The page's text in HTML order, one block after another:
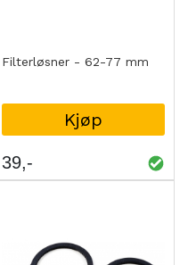
Filterløsner - 62-77 mm
Kjøp
39